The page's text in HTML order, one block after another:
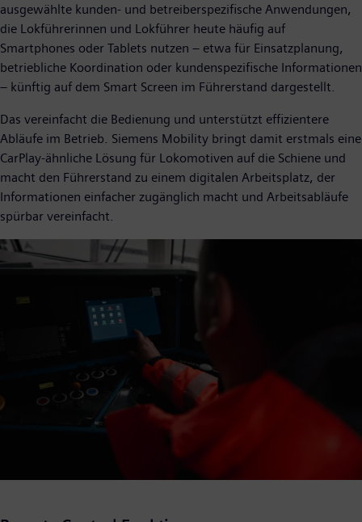
ausgewählte kunden- und betreiberspezifische Anwendungen,
die Lokführerinnen und Lokführer heute häufig auf
Smartphones oder Tablets nutzen – etwa für Einsatzplanung,
betriebliche Koordination oder kundenspezifische Informationen
– künftig auf dem Smart Screen im Führerstand dargestellt.
Das vereinfacht die Bedienung und unterstützt effizientere
Abläufe im Betrieb. Siemens Mobility bringt damit erstmals eine
CarPlay-ähnliche Lösung für Lokomotiven auf die Schiene und
macht den Führerstand zu einem digitalen Arbeitsplatz, der
Informationen einfacher zugänglich macht und Arbeitsabläufe
spürbar vereinfacht.